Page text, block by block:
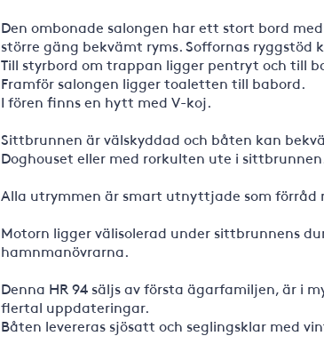
Den ombonade salongen har ett stort bord
större gäng bekvämt ryms. Soffornas ryggstöd
Till styrbord om trappan ligger pentryt och till
Framför salongen ligger toaletten till babord.
I fören finns en hytt med V-koj.
Sittbrunnen är välskyddad och båten kan
Doghouset eller med rorkulten ute i
Alla utrymmen är smart utnyttjade som förråd
Motorn ligger välisolerad under sittbrunnens
hamnmanövrarna.
Denna HR 94 säljs av första ägarfamiljen, är i
flertal uppdateringar.
Båten levereras sjösatt och seglingsklar med